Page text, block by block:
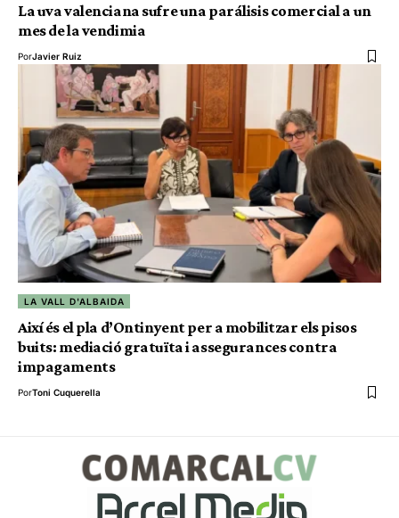
La uva valenciana sufre una parálisis comercial a un
mes de la vendimia
PorJavier Ruiz
LA VALL D'ALBAIDA
Així és el pla d’Ontinyent per a mobilitzar els pisos
buits: mediació gratuïta i assegurances contra
impagaments
PorToni Cuquerella